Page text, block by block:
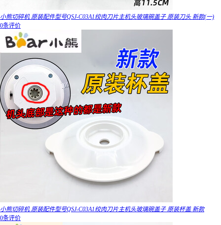
小熊切碎机 原装配件型号QSJ-C03A1绞肉刀片主机头玻璃碗盖子 原装刀头 新款(一)
0条评价
小熊切碎机 原装配件型号QSJ-C03A1绞肉刀片主机头玻璃碗盖子 原装杯盖 新款
0条评价